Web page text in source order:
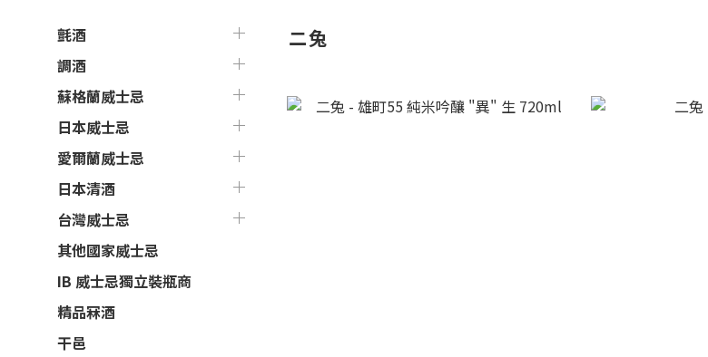
氈酒
調酒
蘇格蘭威士忌
日本威士忌
愛爾蘭威士忌
日本清酒
台灣威士忌
其他國家威士忌
IB 威士忌獨立裝瓶商
精品冧酒
干邑
二兔